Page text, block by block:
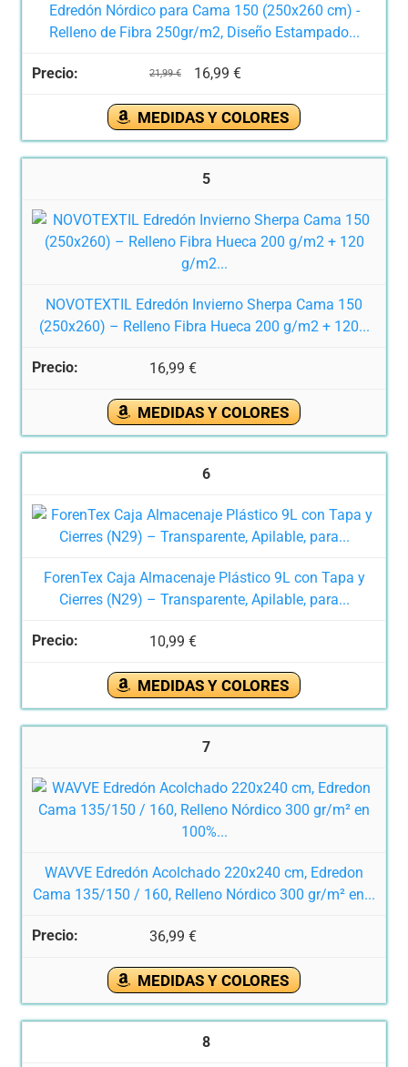
Edredón Nórdico para Cama 150 (250x260 cm) -
Relleno de Fibra 250gr/m2, Diseño Estampado...
21,99 € 16,99 €
MEDIDAS Y COLORES
5
NOVOTEXTIL Edredón Invierno Sherpa Cama 150
(250x260) – Relleno Fibra Hueca 200 g/m2 + 120...
16,99 €
MEDIDAS Y COLORES
6
ForenTex Caja Almacenaje Plástico 9L con Tapa y
Cierres (N29) – Transparente, Apilable, para...
10,99 €
MEDIDAS Y COLORES
7
WAVVE Edredón Acolchado 220x240 cm, Edredon
Cama 135/150 / 160, Relleno Nórdico 300 gr/m² en...
36,99 €
MEDIDAS Y COLORES
8